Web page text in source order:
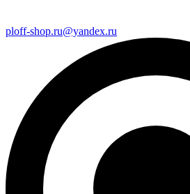
ploff-shop.ru@yandex.ru